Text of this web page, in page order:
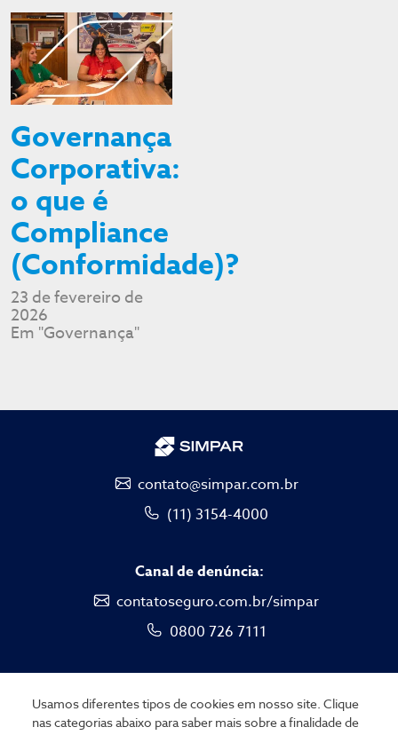
Usamos diferentes tipos de cookies em nosso site. Clique
nas categorias abaixo para saber mais sobre a finalidade de
Governança
Corporativa:
o que é
Compliance
(Conformidade)?
23 de fevereiro de
2026
Em "Governança"
contato@simpar.com.br
(11) 3154-4000
Canal de denúncia:
contatoseguro.com.br/simpar
0800 726 7111